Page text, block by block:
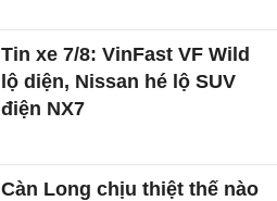
Tin xe 7/8: VinFast VF Wild
lộ diện, Nissan hé lộ SUV
điện NX7
Càn Long chịu thiệt thế nào